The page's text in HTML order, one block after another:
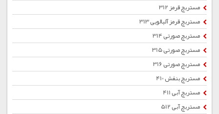
مستربچ قرمز 312
مستربچ قرمز آلبالویی 313
مستربچ صورتی 314
مستربچ صورتی 315
مستربچ صورتی 316
مستربچ بنفش 410
مستربچ آبی 411
مستربچ آبی 512